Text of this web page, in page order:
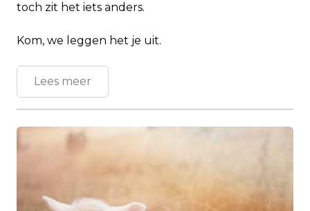
toch zit het iets anders.
Kom, we leggen het je uit.
Lees meer